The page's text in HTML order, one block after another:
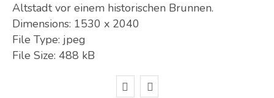
Altstadt vor einem historischen Brunnen.
Dimensions: 1530 x 2040
File Type: jpeg
File Size: 488 kB